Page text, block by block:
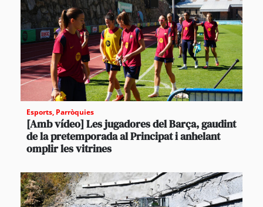
Esports, Parròquies
[Amb vídeo] Les jugadores del Barça, gaudint
de la pretemporada al Principat i anhelant
omplir les vitrines